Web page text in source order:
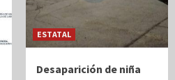
ESTATAL
Desaparición de niña